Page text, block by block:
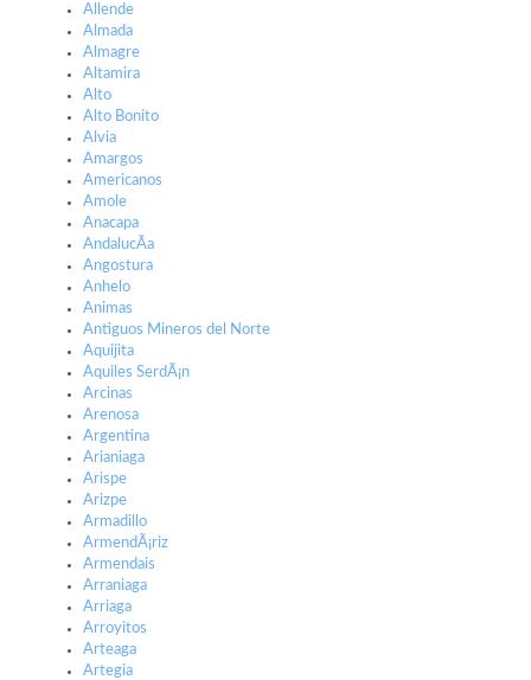
Allende
Almada
Almagre
Altamira
Alto
Alto Bonito
Alvia
Amargos
Americanos
Amole
Anacapa
AndalucÃ­a
Angostura
Anhelo
Animas
Antiguos Mineros del Norte
Aquijita
Aquiles SerdÃ¡n
Arcinas
Arenosa
Argentina
Arianiaga
Arispe
Arizpe
Armadillo
ArmendÃ¡riz
Armendais
Arraniaga
Arriaga
Arroyitos
Arteaga
Artegia